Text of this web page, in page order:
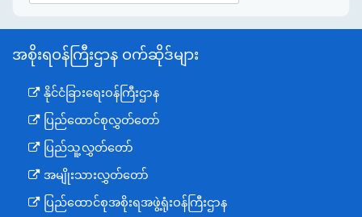
အစိုးရဝန်ကြီးဌာန ဝက်ဆိုဒ်များ
နိုင်ငံခြားရေးဝန်ကြီးဌာန
ပြည်ထောင်စုလွှတ်တော်
ပြည်သူ့လွှတ်တော်
အမျိုးသားလွှတ်တော်
ပြည်ထောင်စုအစိုးရအဖွဲ့ရုံးဝန်ကြီးဌာန